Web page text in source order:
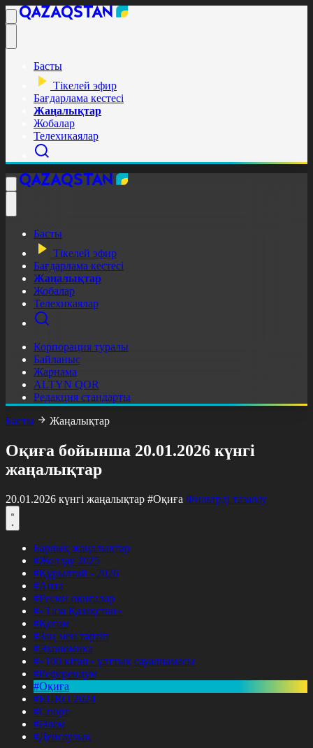
Басты
Тікелей эфир
Бағдарлама кестесі
Жаңалықтар
Жобалар
Телехикаялар
Басты
Тікелей эфир
Бағдарлама кестесі
Жаңалықтар
Жобалар
Телехикаялар
Корпорация туралы
Байланыс
Жарнама
ALTYN QOR
Редакция стандарты
Басты
Жаңалықтар
Оқиға бойынша 20.01.2026 күнгі
жаңалықтар
20.01.2026 күнгі жаңалықтар #Оқиға Фильтрді тазалау
Барлық жаңалықтар
#Жолдау 2025
#Құрылтай - 2026
#Апта
#Ресми оқиғалар
#«Таза Қазақстан»
#Қоғам
#Заң мен тәртіп
#Экономика
#«100 кітап» ұлттық сауалнамасы
#Референдум
#Оқиға
#EURO 2024
#Спорт
#Әлем
#Денсаулық